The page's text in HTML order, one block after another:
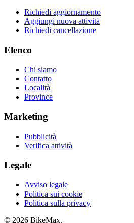
Richiedi aggiornamento
Aggiungi nuova attività
Richiedi cancellazione
Elenco
Chi siamo
Contatto
Località
Province
Marketing
Pubblicità
Verifica attività
Legale
Avviso legale
Politica sui cookie
Politica sulla privacy
© 2026 BikeMax.